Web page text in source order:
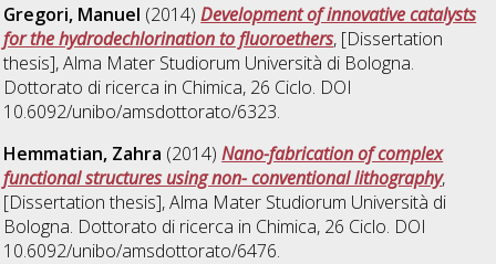
Gregori, Manuel (2014)Development of innovative catalysts
for the hydrodechlorination to fluoroethers, [Dissertation
thesis], Alma Mater Studiorum Università di Bologna.
Dottorato di ricerca in Chimica, 26 Ciclo. DOI
10.6092/unibo/amsdottorato/6323.
Hemmatian, Zahra (2014)Nano-fabrication of complex
functional structures using non- conventional lithography,
[Dissertation thesis], Alma Mater Studiorum Università di
Bologna. Dottorato di ricerca in Chimica, 26 Ciclo. DOI
10.6092/unibo/amsdottorato/6476.